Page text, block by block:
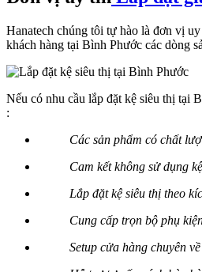
Hanatech chúng tôi tự hào là đơn vị
khách hàng tại Bình Phước các dòng
Nếu có nhu cầu lắp đặt kệ siêu thị tại
:
Các sản phẩm có chất
Cam kết không sử dụng
Lắp đặt kệ siêu thị theo
Cung cấp trọn bộ phụ
Setup cửa hàng chuyên